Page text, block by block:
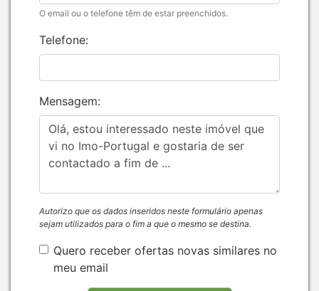
O email ou o telefone têm de estar preenchidos.
Telefone:
Mensagem:
Autorizo que os dados inseridos neste formulário apenas
sejam utilizados para o fim a que o mesmo se destina.
Quero receber ofertas novas similares no
meu email